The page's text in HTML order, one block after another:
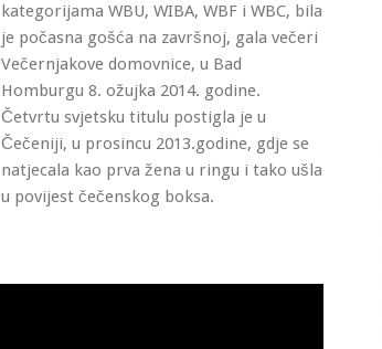
kategorijama WBU, WIBA, WBF i WBC, bila
je počasna gošća na završnoj, gala večeri
Večernjakove domovnice, u Bad
Homburgu 8. ožujka 2014. godine.
Četvrtu svjetsku titulu postigla je u
Čečeniji, u prosincu 2013.godine, gdje se
natjecala kao prva žena u ringu i tako ušla
u povijest čečenskog boksa.